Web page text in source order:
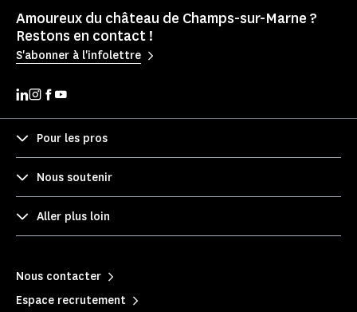
Amoureux du château de Champs-sur-Marne ?
Restons en contact !
S'abonner à l'infolettre
Pour les pros
Nous soutenir
Aller plus loin
Nous contacter
Espace recrutement